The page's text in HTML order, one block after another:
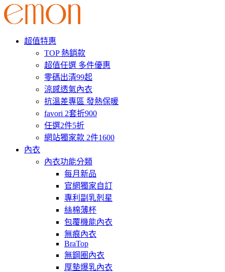
超值特惠
TOP 熱銷款
超值任選 多件優惠
零碼出清99起
涼感透氣內衣
抗溫差專區 發熱保暖
favori 2套折900
任選2件5折
網站獨家款 2件1600
內衣
內衣功能分類
每月新品
官網獨家自訂
專利副乳剋星
絲棉薄杯
包覆機能內衣
無痕內衣
BraTop
無鋼圈內衣
厚墊爆乳內衣